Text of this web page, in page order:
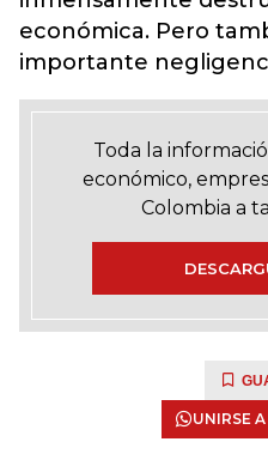
económica. Pero
importante
Toda la
económico,
Colombia a
UNIRSE